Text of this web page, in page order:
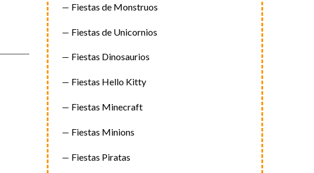
Fiestas de Monstruos
Fiestas de Unicornios
Fiestas Dinosaurios
Fiestas Hello Kitty
Fiestas Minecraft
Fiestas Minions
Fiestas Piratas